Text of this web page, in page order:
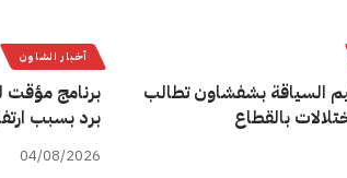
السياقة بشفشاون تطالب
بالقطاع
أخبار الشاون
برنامج مؤقت
برد بسبب
04/08/2026